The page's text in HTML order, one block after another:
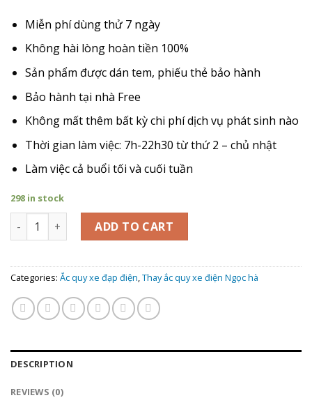
Miễn phí dùng thử 7 ngày
Không hài lòng hoàn tiền 100%
Sản phẩm được dán tem, phiếu thẻ bảo hành
Bảo hành tại nhà Free
Không mất thêm bất kỳ chi phí dịch vụ phát sinh nào
Thời gian làm việc: 7h-22h30 từ thứ 2 – chủ nhật
Làm việc cả buổi tối và cuối tuần
298 in stock
Giá Thay Ắc Quy xe đạp điện Ngọc Hà N5 quantity
ADD TO CART
Categories: Ắc quy xe đạp điện,Thay ắc quy xe điện Ngọc hà
DESCRIPTION
REVIEWS (0)